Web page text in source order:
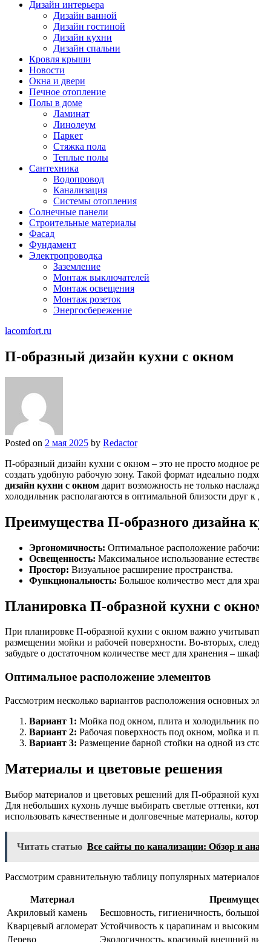
Дизайн интерьера
Дизайн ванной
Дизайн гостиной
Дизайн кухни
Дизайн спальни
Кровля крыши
Новости
Окна и двери
Печное отопление
Полы в доме
Ламинат
Линолеум
Паркет
Стяжка пола
Теплые полы
Сантехника
Водопровод
Канализация
Системы отопления
Солнечные панели
Строительные материалы
Фасад
Фундамент
Электропроводка
Заземление
Монтаж выключателей
Монтаж освещения
Монтаж розеток
Энергосбережение
lacomfort.ru
П-образный дизайн кухни с окном
Posted on 2 мая 2025 by Redactor
П-образный дизайн кухни с окном – это не просто модное
создать удобную рабочую зону. Такой формат идеально
дизайн кухни с окном дарит возможность не только
холодильник располагаются в оптимальной близости друг
Преимущества П-образного дизайна
Эргономичность: Оптимальное расположение
Освещенность: Максимальное использование
Простор: Визуальное расширение пространства.
Функциональность: Большое количество мест для
Планировка П-образной кухни с
При планировке П-образной кухни с окном важно
размещении мойки и рабочей поверхности. Во-вторых,
забудьте о достаточном количестве мест для хранения –
Оптимальное расположение элементов
Рассмотрим несколько вариантов расположения основных
Вариант 1: Мойка под окном, плита и холодильник
Вариант 2: Рабочая поверхность под окном, мойка и
Вариант 3: Размещение барной стойки на одной из
Материалы и цветовые решения
Выбор материалов и цветовых решений для П-образной
Для небольших кухонь лучше выбирать светлые оттенки,
использовать качественные и долговечные материалы,
Читать статью Все сайты по канализации: Обзор и
Рассмотрим сравнительную таблицу популярных
Материал
Акриловый камень
Бесшовность, гигиеничность,
Кварцевый агломерат Устойчивость к царапинам и
Дерево
Экологичность, красивый внешний